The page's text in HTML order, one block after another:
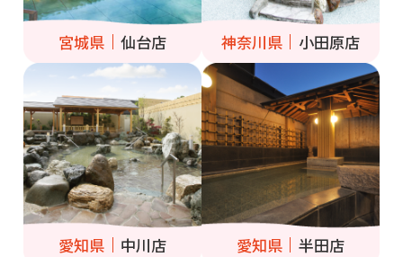
宮城県 仙台店 神奈川県 小田原店
愛知県 中川店 愛知県 半田店